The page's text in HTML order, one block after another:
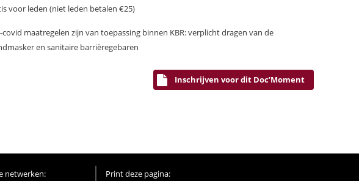
voor leden (niet leden betalen €25)
maatregelen zijn van toepassing binnen KBR: verplicht dragen van de
en sanitaire barrièregebaren
Inschrijven voor dit Doc’Moment
netwerken: Print deze pagina: